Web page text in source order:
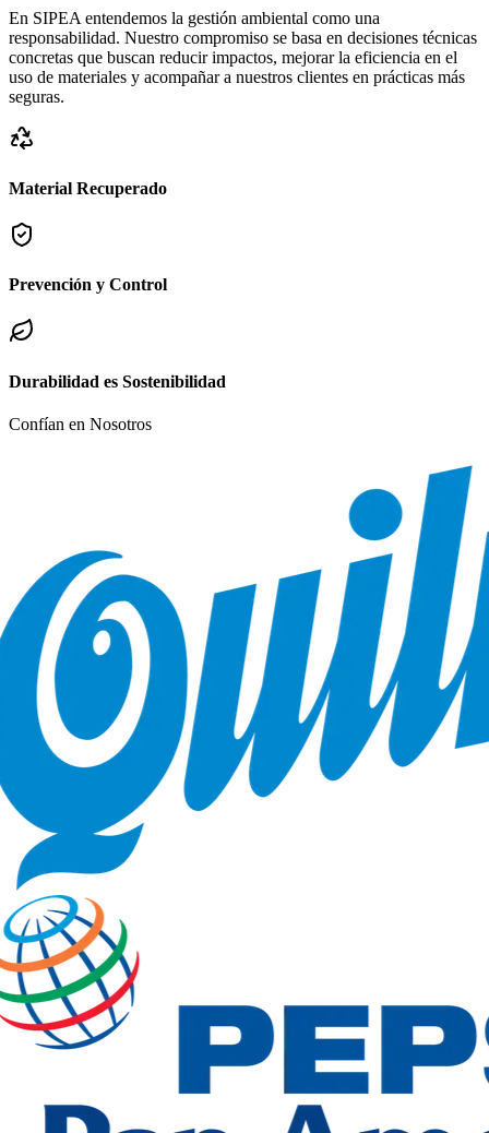
En SIPEA entendemos la gestión ambiental como una
responsabilidad. Nuestro compromiso se basa en decisiones técnicas
concretas que buscan reducir impactos, mejorar la eficiencia en el
uso de materiales y acompañar a nuestros clientes en prácticas más
seguras.
Material Recuperado
Prevención y Control
Durabilidad es Sostenibilidad
Confían en Nosotros